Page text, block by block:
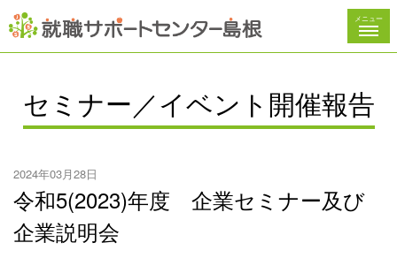
メニュー
セミナー／イベント開催報告
2024年03月28日
令和5(2023)年度 企業セミナー及び
企業説明会